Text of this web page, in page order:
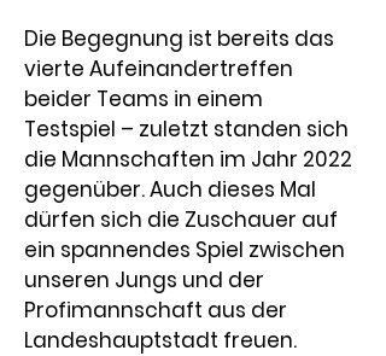
Die Begegnung ist bereits das
vierte Aufeinandertreffen
beider Teams in einem
Testspiel – zuletzt standen sich
die Mannschaften im Jahr 2022
gegenüber. Auch dieses Mal
dürfen sich die Zuschauer auf
ein spannendes Spiel zwischen
unseren Jungs und der
Profimannschaft aus der
Landeshauptstadt freuen.